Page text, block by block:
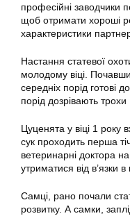
професійні заводчики
щоб отримати хороші
характеристики
Настання статевої
молодому віці. Почавши
середніх порід готові
порід дозрівають трохи
Цуценята у віці 1 року
сук проходить перша
ветеринарні доктора
утриматися від в’язки в
Самці, рано почали
розвитку. А самки,